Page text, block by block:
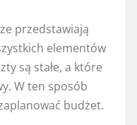
przedstawiają
elementów
są stałe, a które
W ten sposób
budżet.